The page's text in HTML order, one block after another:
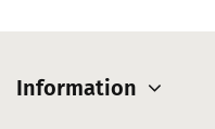
Information